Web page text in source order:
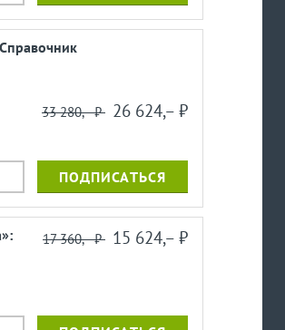
33 280,– ⃏ 26 624,– ⃏
ПОДПИСАТЬСЯ
17 360,– ⃏ 15 624,– ⃏